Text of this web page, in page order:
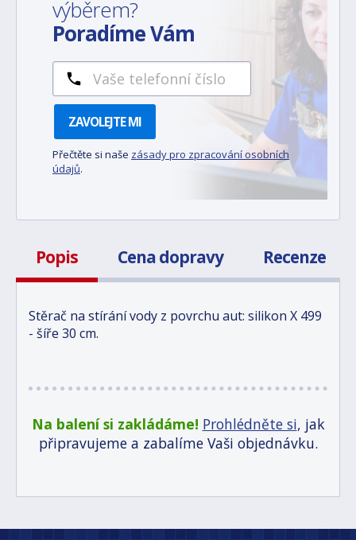
výběrem?
Poradíme Vám
ZAVOLEJTE MI
Přečtěte si naše zásady pro zpracování osobních
údajů.
Popis Cena dopravy Recenze
Stěrač na stírání vody z povrchu aut: silikon X 499
- šíře 30 cm.
Na balení si zakládáme! Prohlédněte si, jak
připravujeme a zabalíme Vaši objednávku.